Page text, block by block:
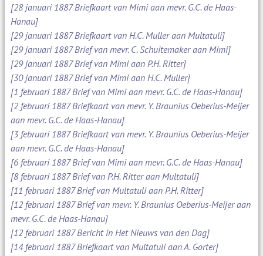
[28 januari 1887 Briefkaart van Mimi aan mevr. G.C. de Haas-
Hanau]
[29 januari 1887 Briefkaart van H.C. Muller aan Multatuli]
[29 januari 1887 Brief van mevr. C. Schuitemaker aan Mimi]
[29 januari 1887 Brief van Mimi aan P.H. Ritter]
[30 januari 1887 Brief van Mimi aan H.C. Muller]
[1 februari 1887 Brief van Mimi aan mevr. G.C. de Haas-Hanau]
[2 februari 1887 Briefkaart van mevr. Y. Braunius Oeberius-Meijer
aan mevr. G.C. de Haas-Hanau]
[3 februari 1887 Briefkaart van mevr. Y. Braunius Oeberius-Meijer
aan mevr. G.C. de Haas-Hanau]
[6 februari 1887 Brief van Mimi aan mevr. G.C. de Haas-Hanau]
[8 februari 1887 Brief van P.H. Ritter aan Multatuli]
[11 februari 1887 Brief van Multatuli aan P.H. Ritter]
[12 februari 1887 Brief van mevr. Y. Braunius Oeberius-Meijer aan
mevr. G.C. de Haas-Hanau]
[12 februari 1887 Bericht in Het Nieuws van den Dag]
[14 februari 1887 Briefkaart van Multatuli aan A. Gorter]